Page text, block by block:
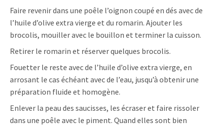
Faire revenir dans une poêle l’oignon coupé en dés avec de
l’huile d’olive extra vierge et du romarin. Ajouter les
brocolis, mouiller avec le bouillon et terminer la cuisson.
Retirer le romarin et réserver quelques brocolis.
Fouetter le reste avec de l’huile d’olive extra vierge, en
arrosant le cas échéant avec de l’eau, jusqu’à obtenir une
préparation fluide et homogène.
Enlever la peau des saucisses, les écraser et faire rissoler
dans une poêle avec le piment. Quand elles sont bien